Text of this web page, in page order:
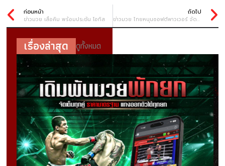
ก่อนหน้า
ข่าวมวย เสือคิม พร้อมประชัน โอทิส
ถัดไป
ข่าวมวย ไทยหนุนซอฟต์พาวเวอร์ จัดศึกมวยไทยเยาวชนชิงแชมเปี้ยนโลก
เรื่องล่าสุด ดูทั้งหมด